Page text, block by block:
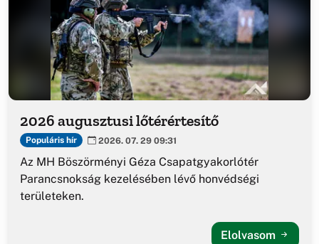
2026 augusztusi lőtérértesítő
Populáris hír 2026. 07. 29 09:31
Az MH Böszörményi Géza Csapatgyakorlótér
Parancsnokság kezelésében lévő honvédségi
területeken.
Elolvasom